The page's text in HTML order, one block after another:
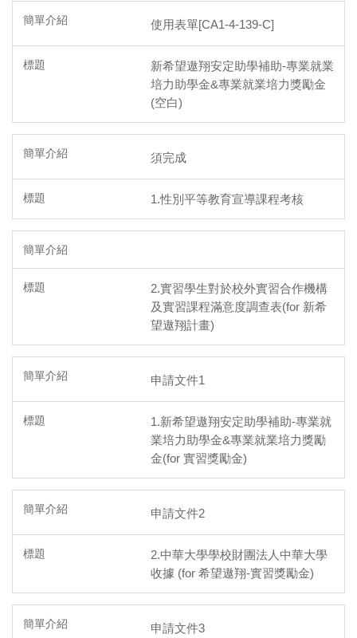
使用表單[CA1-4-139-C]
新希望遨翔安定助學補助-專業就業
培力助學金&專業就業培力獎勵金
(空白)
須完成
1.性別平等教育宣導課程考核
2.實習學生對於校外實習合作機構
及實習課程滿意度調查表(for 新希
望遨翔計畫)
申請文件1
1.新希望遨翔安定助學補助-專業就
業培力助學金&專業就業培力獎勵
金(for 實習獎勵金)
申請文件2
2.中華大學學校財團法人中華大學
收據 (for 希望遨翔-實習獎勵金)
申請文件3